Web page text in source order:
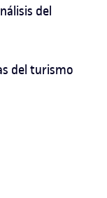
del
del turismo